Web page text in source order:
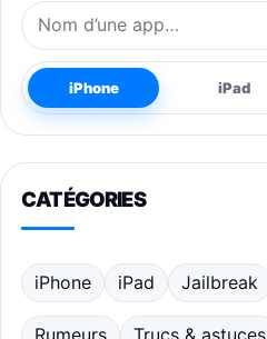
Nom de l’application
iPhone iPad
CATÉGORIES
iPhone iPad Jailbreak
Rumeurs Trucs & astuces